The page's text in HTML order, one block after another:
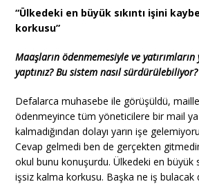
“Ülkedeki en büyük sıkıntı işini
korkusu”
Maaşların ödenmemesiyle ve
yaptınız? Bu sistem nasıl sürdürülebiliyor?
Defalarca muhasebe ile görüşüldü,
ödenmeyince tüm yöneticilere bir mail
kalmadığından dolayı yarın işe
Cevap gelmedi ben de gerçekten
okul bunu konuşurdu. Ülkedeki en büyük
işsiz kalma korkusu. Başka ne iş bulacak